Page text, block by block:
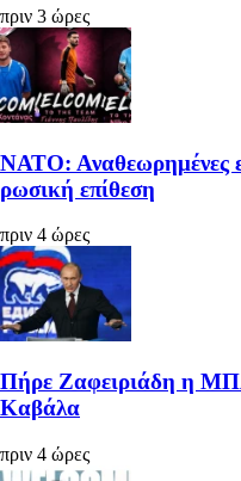
πριν 3 ώρες
ΝΑΤΟ: Αναθεωρημένες
ρωσική επίθεση
πριν 4 ώρες
Πήρε Ζαφειριάδη η
Καβάλα
πριν 4 ώρες